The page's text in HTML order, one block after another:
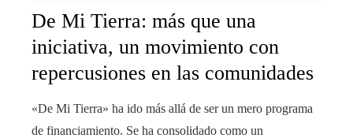
De Mi Tierra: más que una
iniciativa, un movimiento con
repercusiones en las comunidades
«De Mi Tierra» ha ido más allá de ser un mero programa
de financiamiento. Se ha consolidado como un